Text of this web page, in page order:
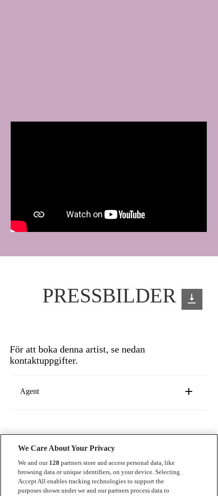
PRESSBILDER
För att boka denna artist, se nedan
kontaktuppgifter.
Agent
Kontakt
We Care About Your Privacy
We and our 128 partners store and access personal data, like
browsing data or unique identifiers, on your device. Selecting
Accept All enables tracking technologies to support the
purposes shown under we and our partners process data to